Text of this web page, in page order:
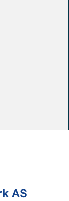
AS